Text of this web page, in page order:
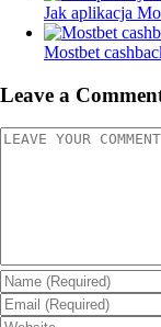
Jak aplikacja
Mostbet
Leave a